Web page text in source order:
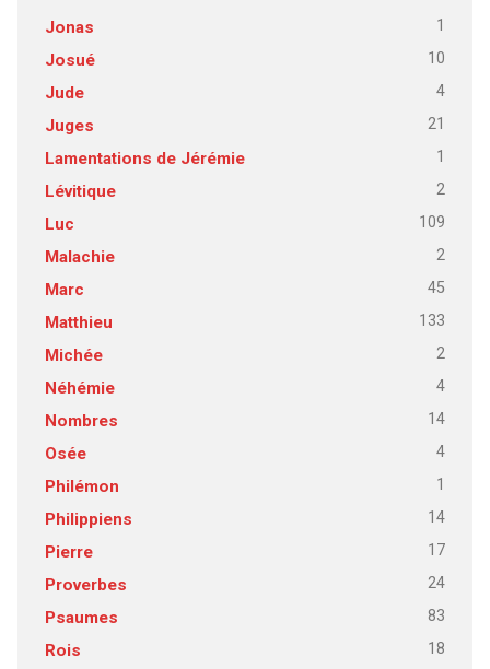
Jonas 1
Josué 10
Jude 4
Juges 21
Lamentations de Jérémie 1
Lévitique 2
Luc 109
Malachie 2
Marc 45
Matthieu 133
Michée 2
Néhémie 4
Nombres 14
Osée 4
Philémon 1
Philippiens 14
Pierre 17
Proverbes 24
Psaumes 83
Rois 18